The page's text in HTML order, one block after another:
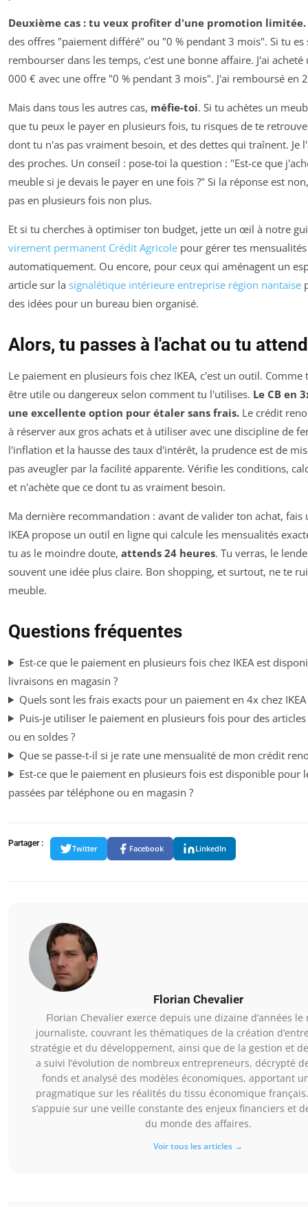
Deuxième cas : tu veux profiter d'une promotion limitée.
des offres "paiement différé" ou "0 % pendant 3 mois". Si tu
rembourser dans les temps, c'est une bonne affaire. J'ai acheté
000 € avec une offre "0 % pendant 3 mois". J'ai remboursé en
Mais dans tous les autres cas, méfie-toi. Si tu achètes un
que tu peux le payer en plusieurs fois, tu risques de te
dont tu n'as pas vraiment besoin, et des dettes qui traînent. Je
des proches. Un conseil : pose-toi la question : "Est-ce que
meuble si je devais le payer en une fois ?" Si la réponse est
pas en plusieurs fois non plus.
Et si tu cherches à optimiser ton budget, jette un œil à notre
virement permanent Crédit Agricole pour gérer tes mensualités
automatiquement. Ou encore, pour ceux qui aménagent un
article sur la signalétique intérieure entreprise région nantaise
des idées pour un bureau bien organisé.
Alors, tu passes à l'achat ou tu
Le paiement en plusieurs fois chez IKEA, c'est un outil.
être utile ou dangereux selon comment tu l'utilises. Le CB en
une excellente option pour étaler sans frais. Le crédit
à réserver aux gros achats et à utiliser avec une discipline de
l'inflation et la hausse des taux d'intérêt, la prudence est de
pas aveugler par la facilité apparente. Vérifie les conditions,
et n'achète que ce dont tu as vraiment besoin.
Ma dernière recommandation : avant de valider ton achat, fais
IKEA propose un outil en ligne qui calcule les mensualités
tu as le moindre doute, attends 24 heures. Tu verras, le
souvent une idée plus claire. Bon shopping, et surtout, ne te
meuble.
Questions fréquentes
Est-ce que le paiement en plusieurs fois chez IKEA est
livraisons en magasin ?
Quels sont les frais exacts pour un paiement en 4x chez
Puis-je utiliser le paiement en plusieurs fois pour des
ou en soldes ?
Que se passe-t-il si je rate une mensualité de mon crédit
Est-ce que le paiement en plusieurs fois est disponible pour
passées par téléphone ou en magasin ?
Partager :
Twitter Facebook LinkedIn
Florian Chevalier
Florian Chevalier exerce depuis une dizaine d’années le
journaliste, couvrant les thématiques de la création
stratégie et du développement, ainsi que de la gestion et
a suivi l’évolution de nombreux entrepreneurs, décrypté
fonds et analysé des modèles économiques, apportant
pragmatique sur les réalités du tissu économique
s’appuie sur une veille constante des enjeux financiers et
du monde des affaires.
Voir tous les articles →